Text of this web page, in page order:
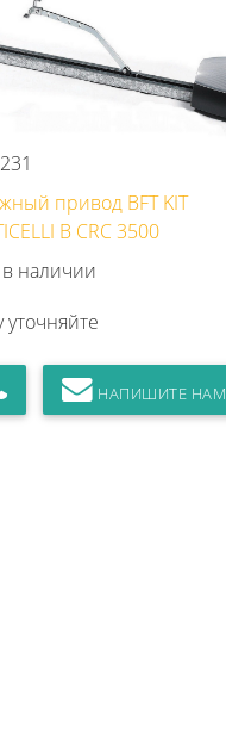
привод BFT KIT
B CRC 3500
в наличии
уточняйте
НАПИШИТЕ НАМ